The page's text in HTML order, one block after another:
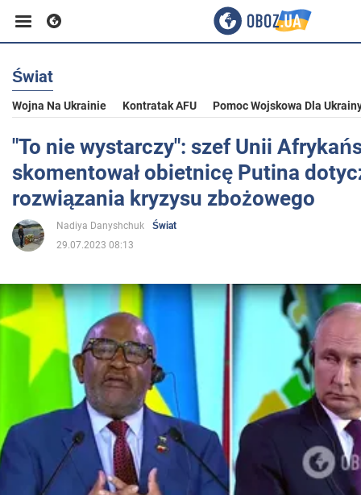
Biznes
Sport
Rozrywka
Życie
Polityka
Społeczeństwo
Wojna na Ukrainie
Świat
Wojna Na Ukrainie Kontratak AFU Pomoc Wojskowa Dla
"To nie wystarczy": szef Unii
skomentował obietnicę Putina
rozwiązania kryzysu zbożowego
Nadiya Danyshchuk
Świat
29.07.2023 08:13